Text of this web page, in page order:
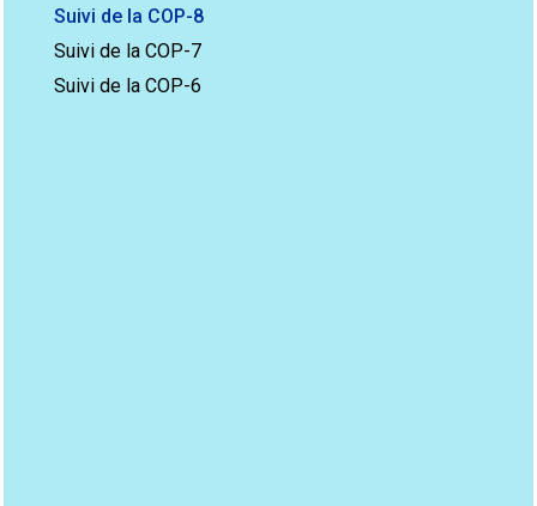
Suivi de la COP-8
Suivi de la COP-7
Suivi de la COP-6